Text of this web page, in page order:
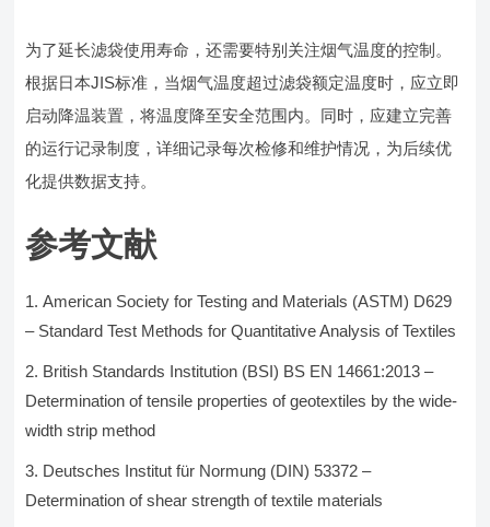
为了延长滤袋使用寿命，还需要特别关注烟气温度的控制。
根据日本JIS标准，当烟气温度超过滤袋额定温度时，应立即
启动降温装置，将温度降至安全范围内。同时，应建立完善
的运行记录制度，详细记录每次检修和维护情况，为后续优
化提供数据支持。
参考文献
American Society for Testing and Materials (ASTM) D629
– Standard Test Methods for Quantitative Analysis of Textiles
British Standards Institution (BSI) BS EN 14661:2013 –
Determination of tensile properties of geotextiles by the wide-
width strip method
Deutsches Institut für Normung (DIN) 53372 –
Determination of shear strength of textile materials